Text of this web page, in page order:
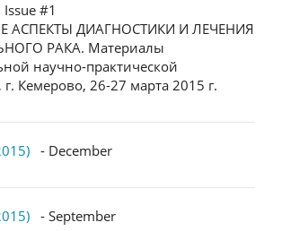
Issue #1
АСПЕКТЫ ДИАГНОСТИКИ И ЛЕЧЕНИЯ
РАКА. Материалы
научно-практической
Кемерово, 26-27 марта 2015 г.
- December
- September